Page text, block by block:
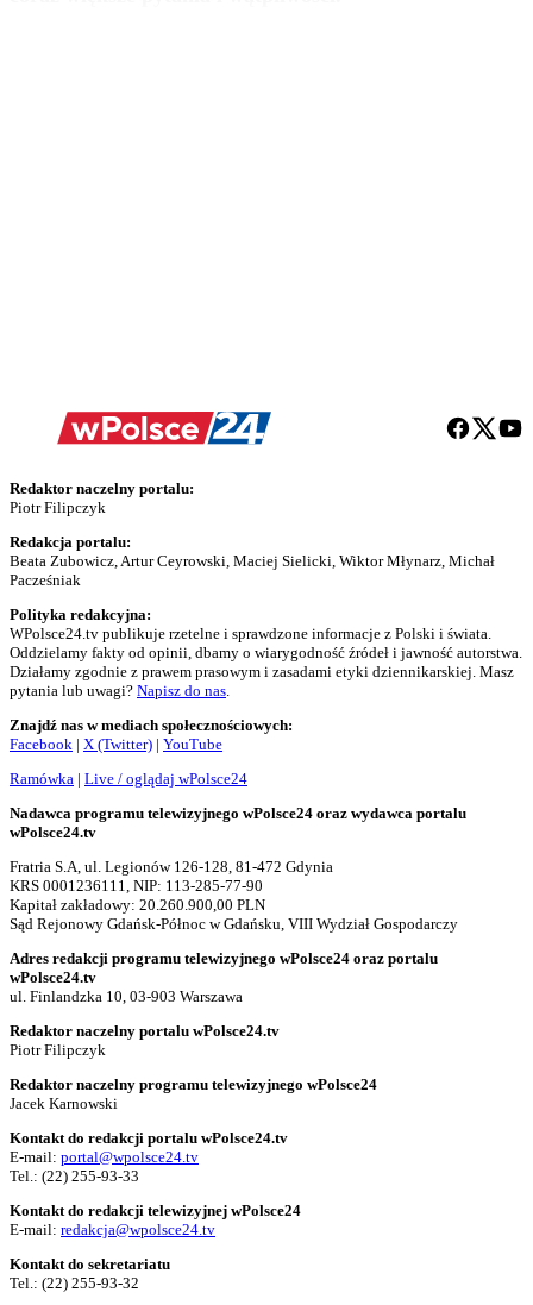
Redaktor naczelny portalu:
Piotr Filipczyk
Redakcja portalu:
Beata Zubowicz, Artur Ceyrowski, Maciej Sielicki, Wiktor Młynarz, Michał
Pacześniak
Polityka redakcyjna:
WPolsce24.tv publikuje rzetelne i sprawdzone informacje z Polski i świata.
Oddzielamy fakty od opinii, dbamy o wiarygodność źródeł i jawność autorstwa.
Działamy zgodnie z prawem prasowym i zasadami etyki dziennikarskiej. Masz
pytania lub uwagi? Napisz do nas.
Znajdź nas w mediach społecznościowych:
Facebook | X (Twitter) | YouTube
Ramówka | Live / oglądaj wPolsce24
Nadawca programu telewizyjnego wPolsce24 oraz wydawca portalu
wPolsce24.tv
Fratria S.A, ul. Legionów 126-128, 81-472 Gdynia
KRS 0001236111, NIP: 113-285-77-90
Kapitał zakładowy: 20.260.900,00 PLN
Sąd Rejonowy Gdańsk-Północ w Gdańsku, VIII Wydział Gospodarczy
Adres redakcji programu telewizyjnego wPolsce24 oraz portalu
wPolsce24.tv
ul. Finlandzka 10, 03-903 Warszawa
Redaktor naczelny portalu wPolsce24.tv
Piotr Filipczyk
Redaktor naczelny programu telewizyjnego wPolsce24
Jacek Karnowski
Kontakt do redakcji portalu wPolsce24.tv
E-mail: portal@wpolsce24.tv
Tel.: (22) 255-93-33
Kontakt do redakcji telewizyjnej wPolsce24
E-mail: redakcja@wpolsce24.tv
Kontakt do sekretariatu
Tel.: (22) 255-93-32